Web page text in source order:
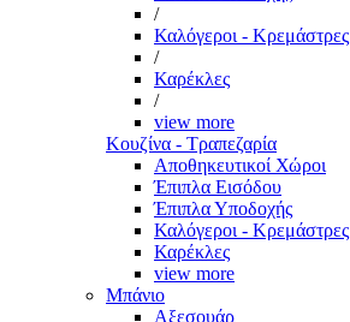
/
Καλόγεροι - Κρεμάστρες
/
Καρέκλες
/
view more
Κουζίνα - Τραπεζαρία
Αποθηκευτικοί Χώροι
Έπιπλα Εισόδου
Έπιπλα Υποδοχής
Καλόγεροι - Κρεμάστρες
Καρέκλες
view more
Μπάνιο
Αξεσουάρ